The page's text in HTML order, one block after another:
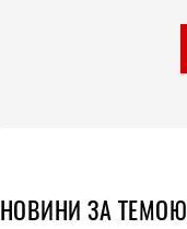
НОВИНИ ЗА ТЕМОЮ